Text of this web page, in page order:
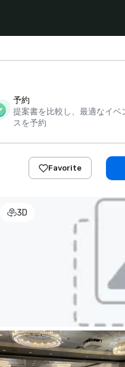
予約
提案書を比較し、最適なイベ
スを予約
Favorite
3D